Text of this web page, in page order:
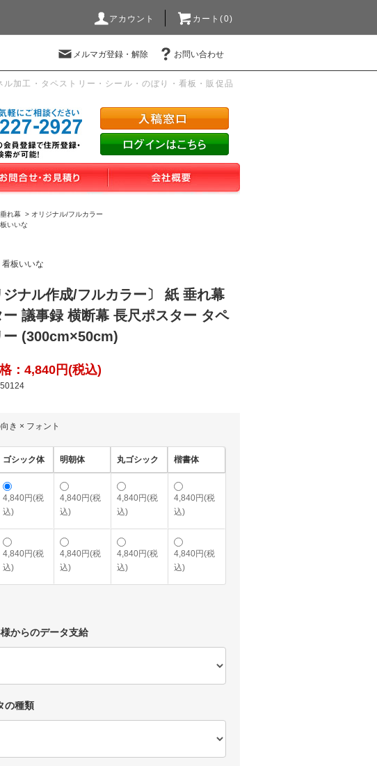
アカウント カート(0)
メルマガ登録・解除 お問い合わせ
加工・タペストリー・シール・のぼり・看板・販促品
れ幕 > オリジナル/フルカラー
いいな
看板いいな
ジナル作成/フルカラー〕 紙 垂れ幕
ー 議事録 横断幕 長尺ポスター タペ
ー (300cm×50cm)
：4,840円(税込)
き × フォント
ゴシック体 明朝体 丸ゴシック 楷書体
4,840円(税
込)
4,840円(税
込)
4,840円(税
込)
4,840円(税
込)
4,840円(税
込)
4,840円(税
込)
4,840円(税
込)
4,840円(税
込)
からのデータ支給
の種類